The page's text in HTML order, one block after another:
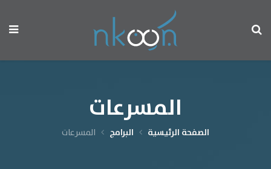
المسرعات
الصفحة الرئيسية البرامج المسرعات